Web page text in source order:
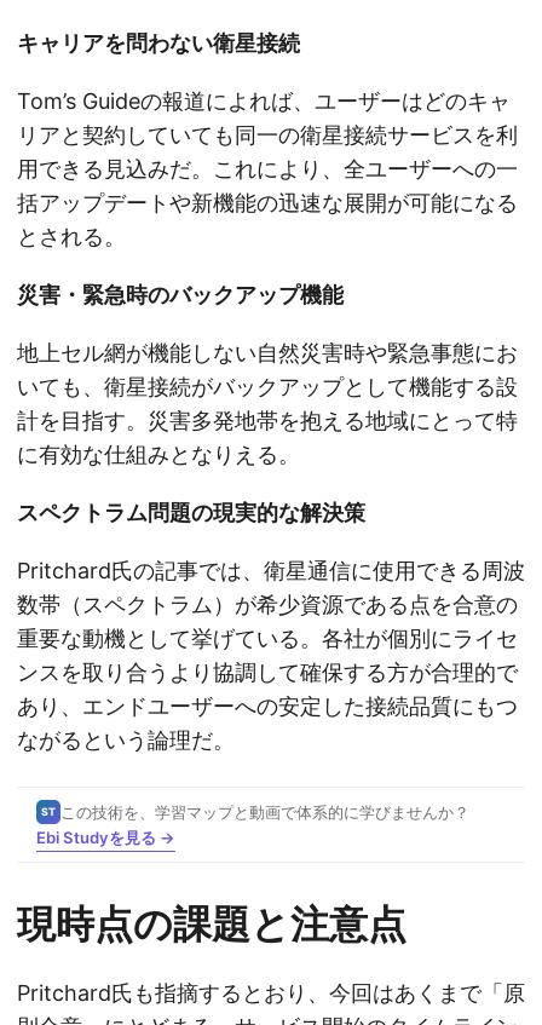
キャリアを問わない衛星接続
Tom’s Guideの報道によれば、ユーザーはどのキャ
リアと契約していても同一の衛星接続サービスを利
用できる見込みだ。これにより、全ユーザーへの一
括アップデートや新機能の迅速な展開が可能になる
とされる。
災害・緊急時のバックアップ機能
地上セル網が機能しない自然災害時や緊急事態にお
いても、衛星接続がバックアップとして機能する設
計を目指す。災害多発地帯を抱える地域にとって特
に有効な仕組みとなりえる。
スペクトラム問題の現実的な解決策
Pritchard氏の記事では、衛星通信に使用できる周波
数帯（スペクトラム）が希少資源である点を合意の
重要な動機として挙げている。各社が個別にライセ
ンスを取り合うより協調して確保する方が合理的で
あり、エンドユーザーへの安定した接続品質にもつ
ながるという論理だ。
ST
この技術を、学習マップと動画で体系的に学びませんか？
Ebi Studyを見る →
現時点の課題と注意点
Pritchard氏も指摘するとおり、今回はあくまで「原